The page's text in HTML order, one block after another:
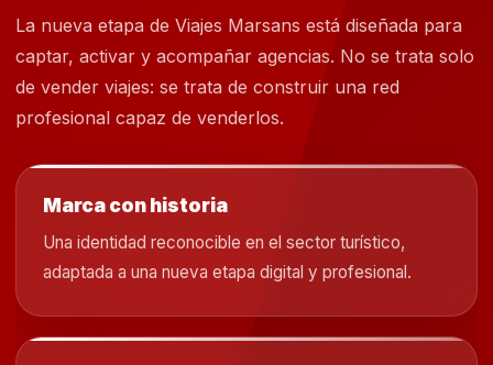
La nueva etapa de Viajes Marsans está diseñada para
captar, activar y acompañar agencias. No se trata solo
de vender viajes: se trata de construir una red
profesional capaz de venderlos.
Marca con historia
Una identidad reconocible en el sector turístico,
adaptada a una nueva etapa digital y profesional.